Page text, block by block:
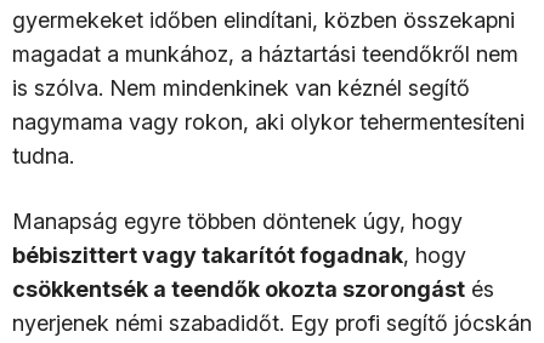
gyermekeket időben elindítani, közben összekapni
magadat a munkához, a háztartási teendőkről nem
is szólva. Nem mindenkinek van kéznél segítő
nagymama vagy rokon, aki olykor tehermentesíteni
tudna.
Manapság egyre többen döntenek úgy, hogy
bébiszittert vagy takarítót fogadnak, hogy
csökkentsék a teendők okozta szorongást és
nyerjenek némi szabadidőt. Egy profi segítő jócskán